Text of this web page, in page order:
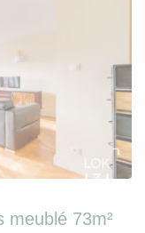
meublé 73m²